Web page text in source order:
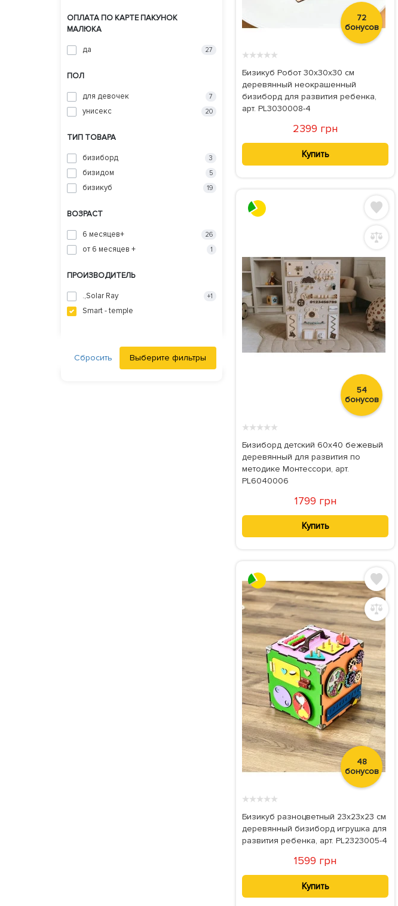
ОПЛАТА ПО КАРТЕ ПАКУНОК
МАЛЮКА
да 27
ПОЛ
для девочек 7
унисекс 20
ТИП ТОВАРА
бизиборд 3
бизидом 5
бизикуб 19
ВОЗРАСТ
6 месяцев+ 26
от 6 месяцев + 1
ПРОИЗВОДИТЕЛЬ
.,Solar Ray +1
Smart - temple
Сбросить Выберите фильтры
72
бонусов
★★★★★
Бизикуб Робот 30x30x30 см
деревянный неокрашенный
бизиборд для развития ребенка,
арт. PL3030008-4
2399 грн
Купить
54
бонусов
★★★★★
Бизиборд детский 60х40 бежевый
деревянный для развития по
методике Монтессори, арт.
PL6040006
1799 грн
Купить
48
бонусов
★★★★★
Бизикуб разноцветный 23х23х23 см
деревянный бизиборд игрушка для
развития ребенка, арт. PL2323005-4
1599 грн
Купить